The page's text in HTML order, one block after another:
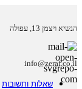
הנשיא ויצמן 13, עפולה
info@zeraf.co.il
שאלות ותשובות